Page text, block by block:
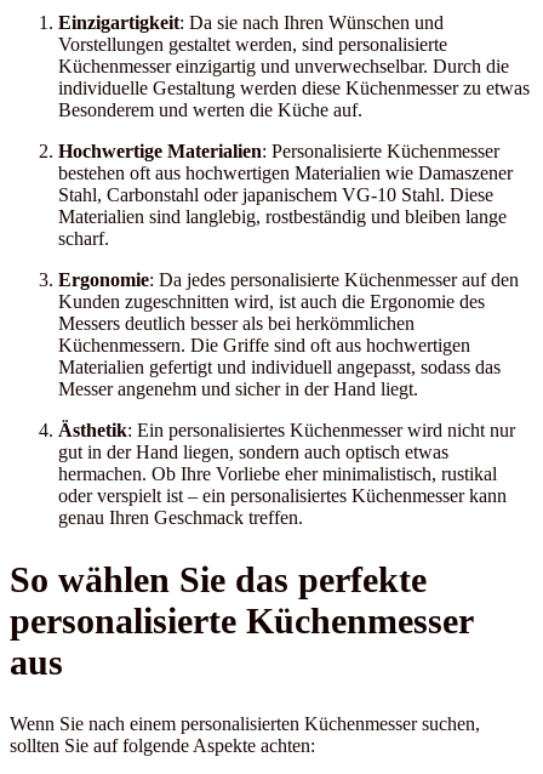
Einzigartigkeit: Da sie nach Ihren Wünschen und
Vorstellungen gestaltet werden, sind personalisierte
Küchenmesser einzigartig und unverwechselbar. Durch die
individuelle Gestaltung werden diese Küchenmesser zu etwas
Besonderem und werten die Küche auf.
Hochwertige Materialien: Personalisierte Küchenmesser
bestehen oft aus hochwertigen Materialien wie Damaszener
Stahl, Carbonstahl oder japanischem VG-10 Stahl. Diese
Materialien sind langlebig, rostbeständig und bleiben lange
scharf.
Ergonomie: Da jedes personalisierte Küchenmesser auf den
Kunden zugeschnitten wird, ist auch die Ergonomie des
Messers deutlich besser als bei herkömmlichen
Küchenmessern. Die Griffe sind oft aus hochwertigen
Materialien gefertigt und individuell angepasst, sodass das
Messer angenehm und sicher in der Hand liegt.
Ästhetik: Ein personalisiertes Küchenmesser wird nicht nur
gut in der Hand liegen, sondern auch optisch etwas
hermachen. Ob Ihre Vorliebe eher minimalistisch, rustikal
oder verspielt ist – ein personalisiertes Küchenmesser kann
genau Ihren Geschmack treffen.
So wählen Sie das perfekte
personalisierte Küchenmesser
aus
Wenn Sie nach einem personalisierten Küchenmesser suchen,
sollten Sie auf folgende Aspekte achten: